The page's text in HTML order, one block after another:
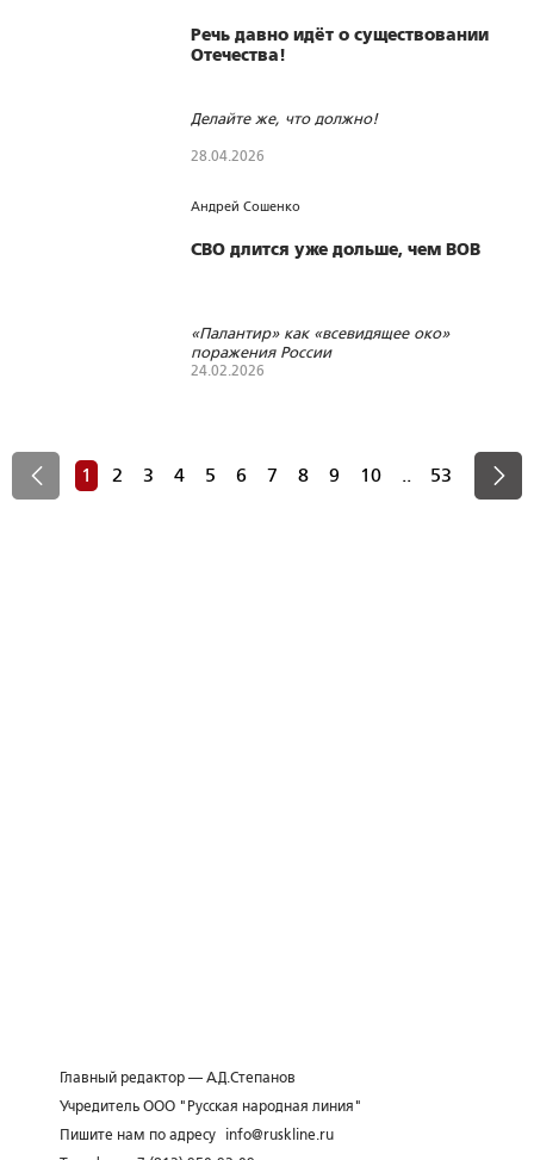
Речь давно идёт о существовании
Отечества!
Делайте же, что должно!
28.04.2026
Андрей Сошенко
СВО длится уже дольше, чем ВОВ
«Палантир» как «всевидящее око»
поражения России
24.02.2026
1 2 3 4 5 6 7 8 9 10 .. 53
Главный редактор — А.Д.Степанов
Учредитель ООО "Русская народная линия"
Пишите нам по адресу
info@ruskline.ru